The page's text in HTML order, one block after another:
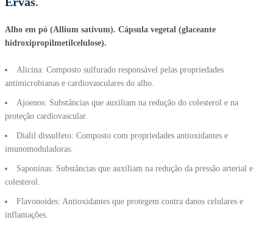
Alho em pó (Allium sativum). Cápsula vegetal (glaceante
hidroxipropilmetilcelulose).
Alicina: Composto sulfurado responsável pelas propriedades
antimicrobianas e cardiovasculares do alho.
Ajoenos: Substâncias que auxiliam na redução do colesterol e na
proteção cardiovascular.
Dialil dissulfeto: Composto com propriedades antioxidantes e
imunomoduladoras.
Saponinas: Substâncias que auxiliam na redução da pressão arterial e
colesterol.
Flavonoides: Antioxidantes que protegem contra danos celulares e
inflamações.